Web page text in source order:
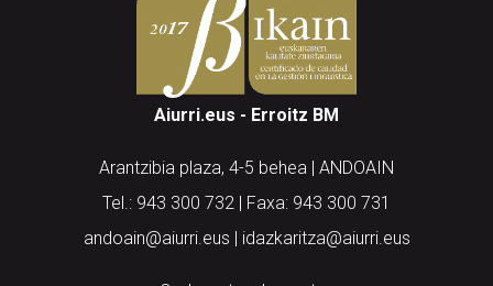
Aiurri.eus - Erroitz BM
Arantzibia plaza, 4-5 behea | ANDOAIN
Tel.: 943 300 732 | Faxa: 943 300 731
andoain@aiurri.eus | idazkaritza@aiurri.eus